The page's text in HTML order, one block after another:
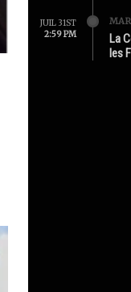
JUIL 31ST
2:59 PM
La
les